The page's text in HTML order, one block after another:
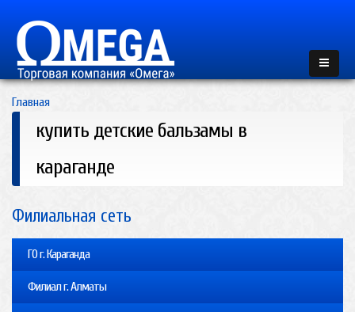
Главная
купить детские бальзамы в
караганде
Филиальная сеть
ГО г. Караганда
Филиал г. Алматы